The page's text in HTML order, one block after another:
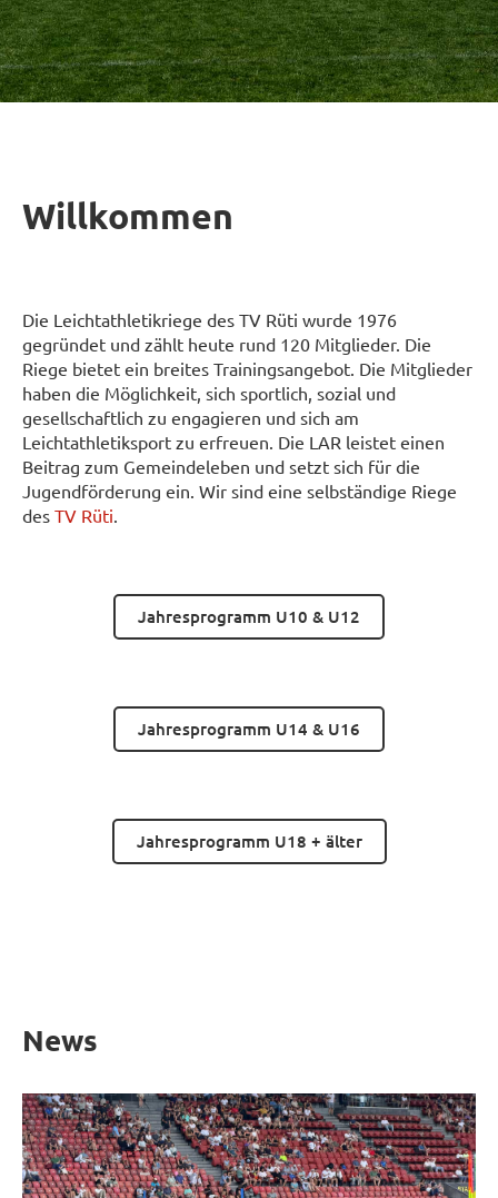
Willkommen
Die Leichtathletikriege des TV Rüti wurde 1976
gegründet und zählt heute rund 120 Mitglieder. Die
Riege bietet ein breites Trainingsangebot. Die Mitglieder
haben die Möglichkeit, sich sportlich, sozial und
gesellschaftlich zu engagieren und sich am
Leichtathletiksport zu erfreuen. Die LAR leistet einen
Beitrag zum Gemeindeleben und setzt sich für die
Jugendförderung ein. Wir sind eine selbständige Riege
des TV Rüti.
Jahresprogramm U10 & U12
Jahresprogramm U14 & U16
Jahresprogramm U18 + älter
News